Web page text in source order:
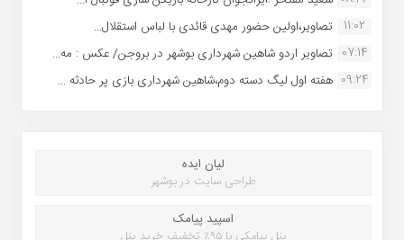
11:02
تصاویر،اولین حضور مهدی قائدی با لباس استقلال...
07:14 تصاویر اردو شاهین شهرداری بوشهر در بروجن/ عکس : مه...
09:24 هفته اول لیگ دسته دوم،شاهین شهرداری بازی پر حادثه ...
لیان ایده
طراحی سایت در بوشهر
اسپید پیامک